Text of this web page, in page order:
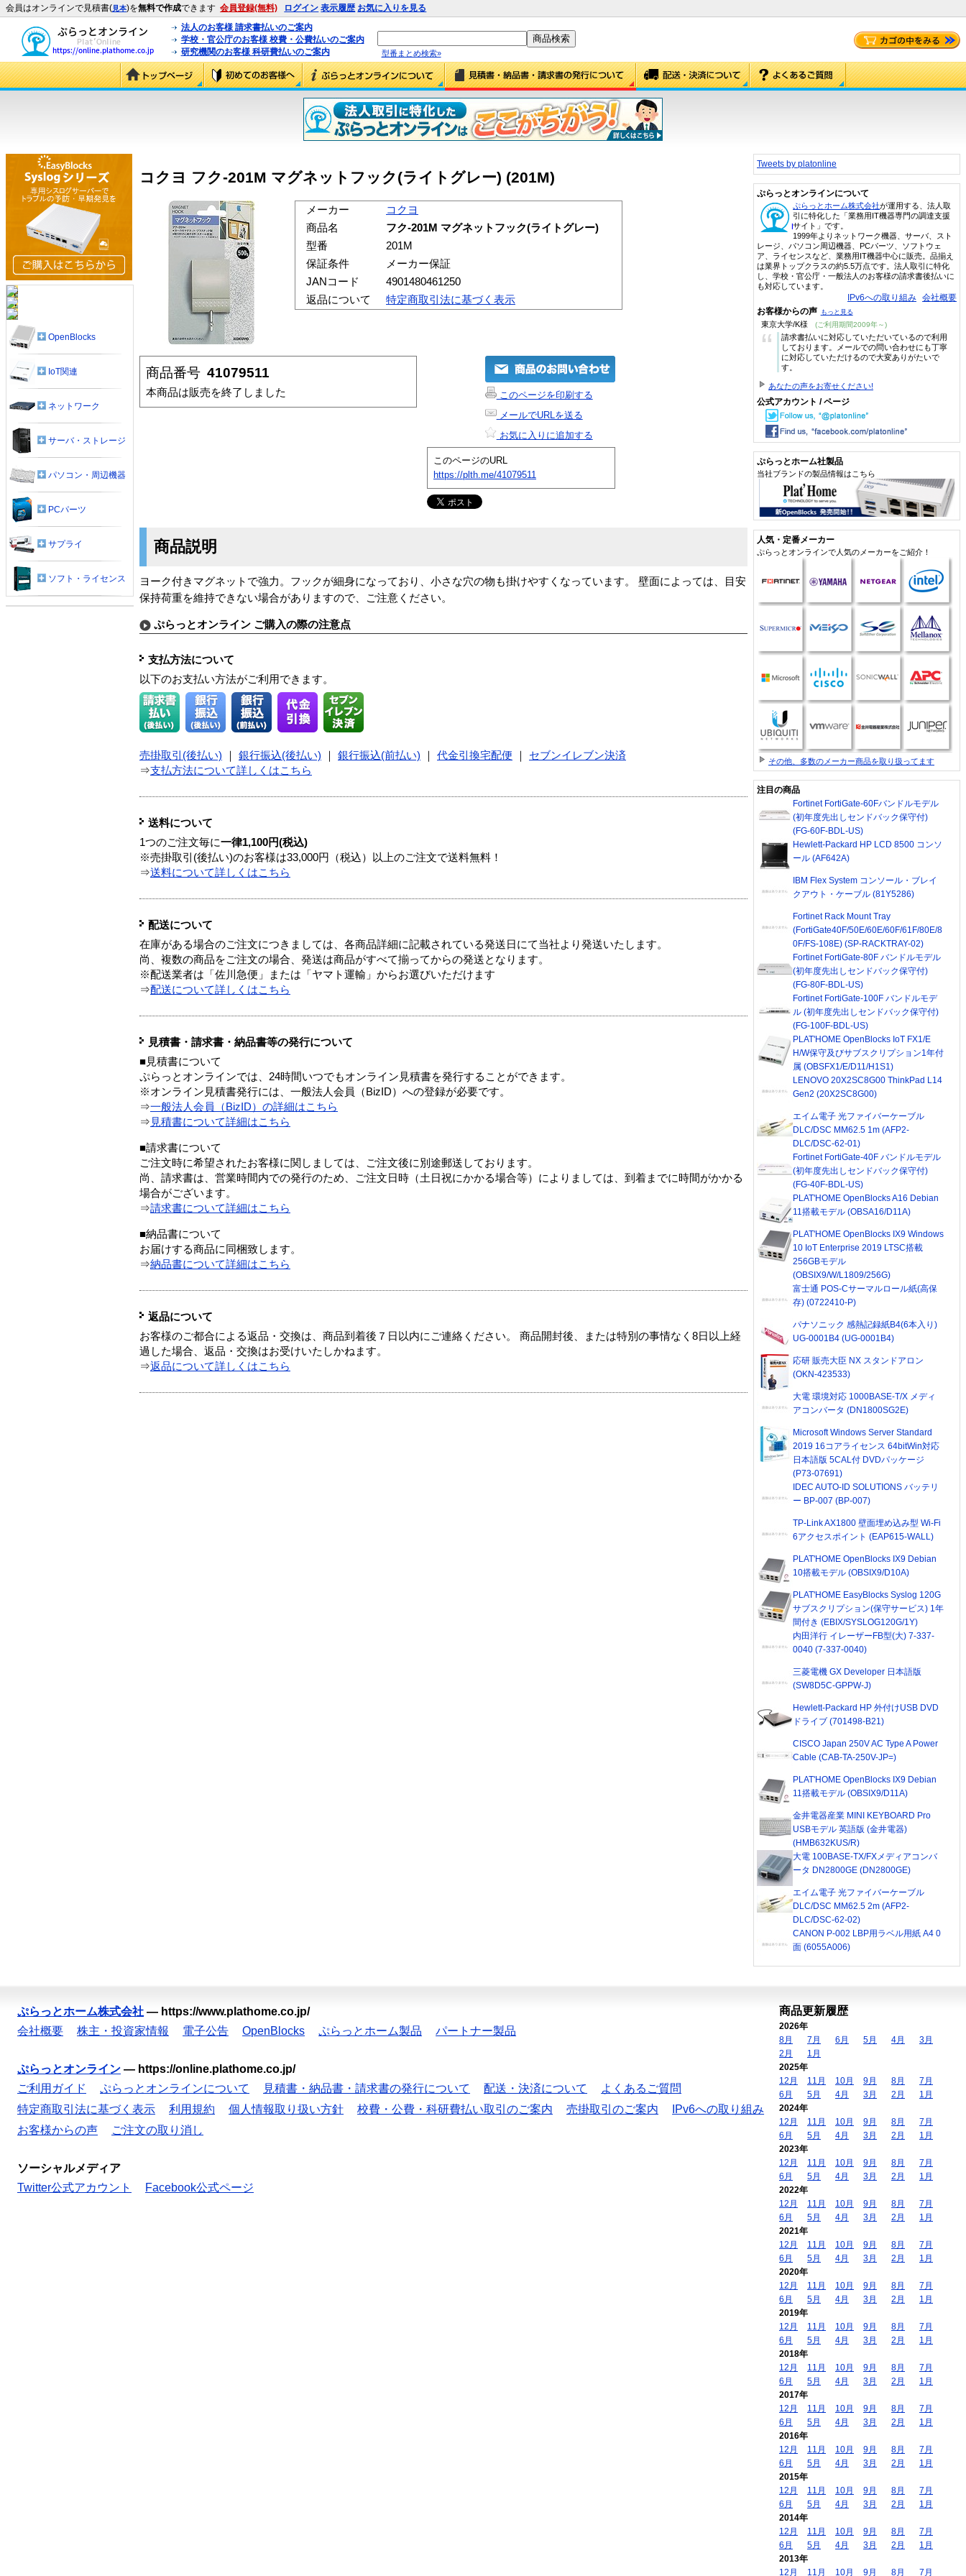
会員はオンラインで見積書(見本)を無料で作成できます 会員登録(無料) ログイン 表示履歴 お気に入りを見る
法人のお客様 請求書払いのご案内
学校・官公庁のお客様 校費・公費払いのご案内
研究機関のお客様 科研費払いのご案内
型番まとめ検索»
コクヨ フク-201M マグネットフック(ライトグレー) (201M)
メーカー
コクヨ
商品名
フク-201M マグネットフック(ライトグレー)
型番
201M
保証条件
メーカー保証
JANコード
4901480461250
返品について
特定商取引法に基づく表示
商品番号 41079511
本商品は販売を終了しました
このページを印刷する
メールでURLを送る
お気に入りに追加する
このページのURL
https://plth.me/41079511
商品説明
ヨーク付きマグネットで強力。フックが細身になっており、小さな穴の物も掛けやすくなっています。 壁面によっては、目安
保持荷重を維持できない場合がありますので、ご注意ください。
ぷらっとオンライン ご購入の際の注意点
支払方法について
以下のお支払い方法がご利用できます。
売掛取引(後払い) 銀行振込(後払い) 銀行振込(前払い) 代金引換宅配便
セブンイレブン決済
⇒支払方法について詳しくはこちら
送料について
1つのご注文毎に一律1,100円(税込)
※売掛取引(後払い)のお客様は33,000円（税込）以上のご注文で送料無料！
⇒送料について詳しくはこちら
配送について
在庫がある場合のご注文につきましては、各商品詳細に記載されている発送日にて当社より発送いたします。
尚、複数の商品をご注文の場合、発送は商品がすべて揃ってからの発送となります。
※配送業者は「佐川急便」または「ヤマト運輸」からお選びいただけます
⇒配送について詳しくはこちら
見積書・請求書・納品書等の発行について
■見積書について
ぷらっとオンラインでは、24時間いつでもオンライン見積書を発行することができます。
※オンライン見積書発行には、一般法人会員（BizID）への登録が必要です。
⇒一般法人会員（BizID）の詳細はこちら
⇒ 見積書について詳細はこちら
■請求書について
ご注文時に希望されたお客様に関しましては、ご注文後に別途郵送しております。
尚、請求書は、営業時間内での発行のため、ご注文日時（土日祝にかかる場合等）によりましては、到着までに時間がかかる
場合がございます。
⇒請求書について詳細はこちら
■納品書について
お届けする商品に同梱致します。
⇒納品書について詳細はこちら
返品について
お客様のご都合による返品・交換は、商品到着後７日以内にご連絡ください。 商品開封後、または特別の事情なく8日以上経
過した場合、返品・交換はお受けいたしかねます。
⇒返品について詳しくはこちら
OpenBlocks
IoT関連
ネットワーク
サーバ・ストレージ
パソコン・周辺機器
PCパーツ
サプライ
ソフト・ライセンス
Tweets by platonline
ぷらっとオンラインについて
ぷらっとホーム株式会社が運用する、法人取
引に特化した「業務用IT機器専門の調達支援
サイト」です。
1999年よりネットワーク機器、サーバ、スト
レージ、パソコン周辺機器、PCパーツ、ソフトウェ
ア、ライセンスなど、業務用IT機器中心に販売。品揃え
は業界トップクラスの約5.5万点です。法人取引に特化
し、学校・官公庁・一般法人のお客様の請求書後払いに
も対応しています。
IPv6への取り組み 会社概要
お客様からの声 もっと見る
東京大学/K様 (ご利用期間2009年～)
“
請求書払いに対応していただいているので利用
しております。メールでの問い合わせにも丁寧
に対応していただけるので大変ありがたいで
す。
あなたの声をお寄せください!
公式アカウント / ページ
ぷらっとホーム社製品
当社ブランドの製品情報はこちら
人気・定番メーカー
ぷらっとオンラインで人気のメーカーをご紹介！
その他、多数のメーカー商品を取り扱ってます
注目の商品
Fortinet FortiGate-60Fバンドルモデル
(初年度先出しセンドバック保守付)
(FG-60F-BDL-US)
Hewlett-Packard HP LCD 8500 コンソ
ール (AF642A)
IBM Flex System コンソール・ブレイ
クアウト・ケーブル (81Y5286)
Fortinet Rack Mount Tray
(FortiGate40F/50E/60E/60F/61F/80E/8
0F/FS-108E) (SP-RACKTRAY-02)
Fortinet FortiGate-80F バンドルモデル
(初年度先出しセンドバック保守付)
(FG-80F-BDL-US)
Fortinet FortiGate-100F バンドルモデ
ル (初年度先出しセンドバック保守付)
(FG-100F-BDL-US)
PLAT'HOME OpenBlocks IoT FX1/E
H/W保守及びサブスクリプション1年付
属 (OBSFX1/E/D11/H1S1)
LENOVO 20X2SC8G00 ThinkPad L14
Gen2 (20X2SC8G00)
エイム電子 光ファイバーケーブル
DLC/DSC MM62.5 1m (AFP2-
DLC/DSC-62-01)
Fortinet FortiGate-40F バンドルモデル
(初年度先出しセンドバック保守付)
(FG-40F-BDL-US)
PLAT'HOME OpenBlocks A16 Debian
11搭載モデル (OBSA16/D11A)
PLAT'HOME OpenBlocks IX9 Windows
10 IoT Enterprise 2019 LTSC搭載
256GBモデル
(OBSIX9/W/L1809/256G)
富士通 POS-Cサーマルロール紙(高保
存) (0722410-P)
パナソニック 感熱記録紙B4(6本入り)
UG-0001B4 (UG-0001B4)
応研 販売大臣 NX スタンドアロン
(OKN-423533)
大電 環境対応 1000BASE-T/X メディ
アコンバータ (DN1800SG2E)
Microsoft Windows Server Standard
2019 16コアライセンス 64bitWin対応
日本語版 5CAL付 DVDパッケージ
(P73-07691)
IDEC AUTO-ID SOLUTIONS バッテリ
ー BP-007 (BP-007)
TP-Link AX1800 壁面埋め込み型 Wi-Fi
6アクセスポイント (EAP615-WALL)
PLAT'HOME OpenBlocks IX9 Debian
10搭載モデル (OBSIX9/D10A)
PLAT'HOME EasyBlocks Syslog 120G
サブスクリプション(保守サービス) 1年
間付き (EBIX/SYSLOG120G/1Y)
内田洋行 イレーザーFB型(大) 7-337-
0040 (7-337-0040)
三菱電機 GX Developer 日本語版
(SW8D5C-GPPW-J)
Hewlett-Packard HP 外付けUSB DVD
ドライブ (701498-B21)
CISCO Japan 250V AC Type A Power
Cable (CAB-TA-250V-JP=)
PLAT'HOME OpenBlocks IX9 Debian
11搭載モデル (OBSIX9/D11A)
金井電器産業 MINI KEYBOARD Pro
USBモデル 英語版 (金井電器)
(HMB632KUS/R)
大電 100BASE-TX/FXメディアコンバ
ータ DN2800GE (DN2800GE)
エイム電子 光ファイバーケーブル
DLC/DSC MM62.5 2m (AFP2-
DLC/DSC-62-02)
CANON P-002 LBP用ラベル用紙 A4 0
面 (6055A006)
ぷらっとホーム株式会社 — https://www.plathome.co.jp/
会社概要
株主・投資家情報 電子公告 OpenBlocks ぷらっとホーム製品 パートナー製品
ぷらっとオンライン — https://online.plathome.co.jp/
ご利用ガイド
ぷらっとオンラインについて 見積書・納品書・請求書の発行について 配送・決済について
よくあるご質問
特定商取引法に基づく表示
利用規約 個人情報取り扱い方針 校費・公費・科研費払い取引のご案内 売掛取引のご案内
IPv6への取り組み
お客様からの声
ご注文の取り消し
ソーシャルメディア
Twitter公式アカウント
Facebook公式ページ
商品更新履歴
2026年
8月
7月 6月 5月 4月
3月
2月
1月
2025年
12月
11月 10月 9月 8月
7月
6月
5月 4月 3月 2月
1月
2024年
12月
11月 10月 9月 8月
7月
6月
5月 4月 3月 2月
1月
2023年
12月
11月 10月 9月 8月
7月
6月
5月 4月 3月 2月
1月
2022年
12月
11月 10月 9月 8月
7月
6月
5月 4月 3月 2月
1月
2021年
12月
11月 10月 9月 8月
7月
6月
5月 4月 3月 2月
1月
2020年
12月
11月 10月 9月 8月
7月
6月
5月 4月 3月 2月
1月
2019年
12月
11月 10月 9月 8月
7月
6月
5月 4月 3月 2月
1月
2018年
12月
11月 10月 9月 8月
7月
6月
5月 4月 3月 2月
1月
2017年
12月
11月 10月 9月 8月
7月
6月
5月 4月 3月 2月
1月
2016年
12月
11月 10月 9月 8月
7月
6月
5月 4月 3月 2月
1月
2015年
12月
11月 10月 9月 8月
7月
6月
5月 4月 3月 2月
1月
2014年
12月
11月 10月 9月 8月
7月
6月
5月 4月 3月 2月
1月
2013年
12月
11月 10月 9月 8月 7月